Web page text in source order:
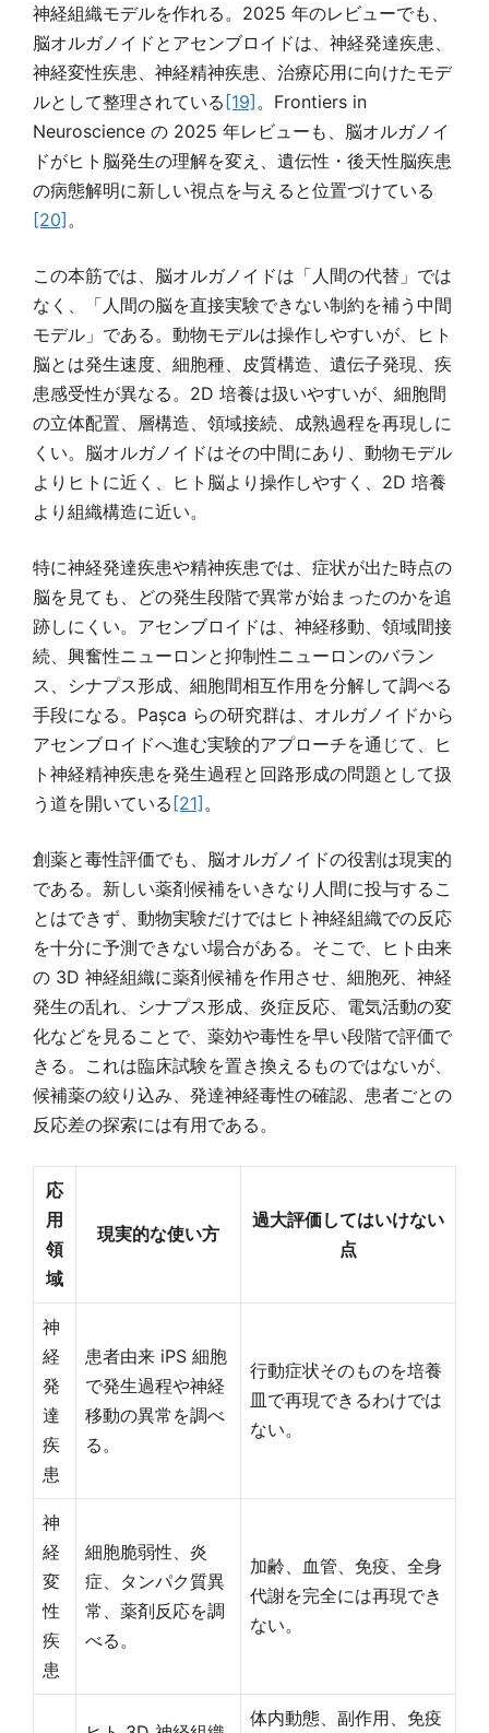
神経組織モデルを作れる。2025 年のレビューでも、
脳オルガノイドとアセンブロイドは、神経発達疾患、
神経変性疾患、神経精神疾患、治療応用に向けたモデ
ルとして整理されている[19] 。Frontiers in
Neuroscience の 2025 年レビューも、脳オルガノイ
ドがヒト脳発生の理解を変え、遺伝性・後天性脳疾患
の病態解明に新しい視点を与えると位置づけている
[20] 。
この本筋では、脳オルガノイドは「人間の代替」では
なく、「人間の脳を直接実験できない制約を補う中間
モデル」である。動物モデルは操作しやすいが、ヒト
脳とは発生速度、細胞種、皮質構造、遺伝子発現、疾
患感受性が異なる。2D 培養は扱いやすいが、細胞間
の立体配置、層構造、領域接続、成熟過程を再現しに
くい。脳オルガノイドはその中間にあり、動物モデル
よりヒトに近く、ヒト脳より操作しやすく、2D 培養
より組織構造に近い。
特に神経発達疾患や精神疾患では、症状が出た時点の
脳を見ても、どの発生段階で異常が始まったのかを追
跡しにくい。アセンブロイドは、神経移動、領域間接
続、興奮性ニューロンと抑制性ニューロンのバラン
ス、シナプス形成、細胞間相互作用を分解して調べる
手段になる。Pașca らの研究群は、オルガノイドから
アセンブロイドへ進む実験的アプローチを通じて、ヒ
ト神経精神疾患を発生過程と回路形成の問題として扱
う道を開いている[21] 。
創薬と毒性評価でも、脳オルガノイドの役割は現実的
である。新しい薬剤候補をいきなり人間に投与するこ
とはできず、動物実験だけではヒト神経組織での反応
を十分に予測できない場合がある。そこで、ヒト由来
の 3D 神経組織に薬剤候補を作用させ、細胞死、神経
発生の乱れ、シナプス形成、炎症反応、電気活動の変
化などを見ることで、薬効や毒性を早い段階で評価で
きる。これは臨床試験を置き換えるものではないが、
候補薬の絞り込み、発達神経毒性の確認、患者ごとの
反応差の探索には有用である。
応
用
領
域
現実的な使い方
過大評価してはいけない
点
神
経
発
達
疾
患
患者由来 iPS 細胞
で発生過程や神経
移動の異常を調べ
る。
行動症状そのものを培養
皿で再現できるわけでは
ない。
神
経
変
性
疾
患
細胞脆弱性、炎
症、タンパク質異
常、薬剤反応を調
べる。
加齢、血管、免疫、全身
代謝を完全には再現でき
ない。
体内動態、副作用、免疫